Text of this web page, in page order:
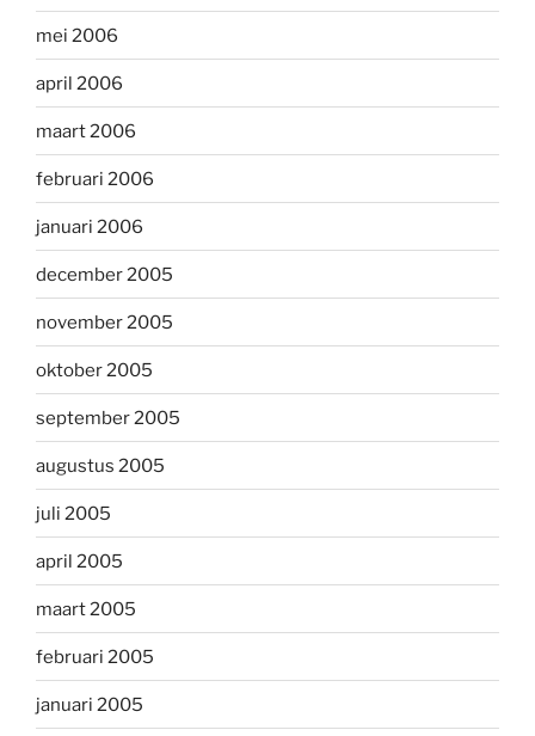
mei 2006
april 2006
maart 2006
februari 2006
januari 2006
december 2005
november 2005
oktober 2005
september 2005
augustus 2005
juli 2005
april 2005
maart 2005
februari 2005
januari 2005